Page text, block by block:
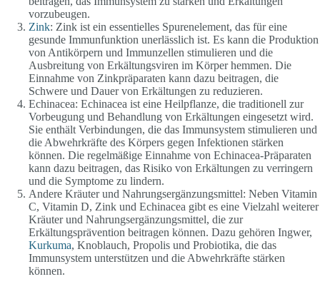
vorzubeugen.
Zink: Zink ist ein essentielles Spurenelement, das für eine
gesunde Immunfunktion unerlässlich ist. Es kann die Produktion
von Antikörpern und Immunzellen stimulieren und die
Ausbreitung von Erkältungsviren im Körper hemmen. Die
Einnahme von Zinkpräparaten kann dazu beitragen, die
Schwere und Dauer von Erkältungen zu reduzieren.
Echinacea: Echinacea ist eine Heilpflanze, die traditionell zur
Vorbeugung und Behandlung von Erkältungen eingesetzt wird.
Sie enthält Verbindungen, die das Immunsystem stimulieren und
die Abwehrkräfte des Körpers gegen Infektionen stärken
können. Die regelmäßige Einnahme von Echinacea-Präparaten
kann dazu beitragen, das Risiko von Erkältungen zu verringern
und die Symptome zu lindern.
Andere Kräuter und Nahrungsergänzungsmittel: Neben Vitamin
C, Vitamin D, Zink und Echinacea gibt es eine Vielzahl weiterer
Kräuter und Nahrungsergänzungsmittel, die zur
Erkältungsprävention beitragen können. Dazu gehören Ingwer,
Kurkuma, Knoblauch, Propolis und Probiotika, die das
Immunsystem unterstützen und die Abwehrkräfte stärken
können.